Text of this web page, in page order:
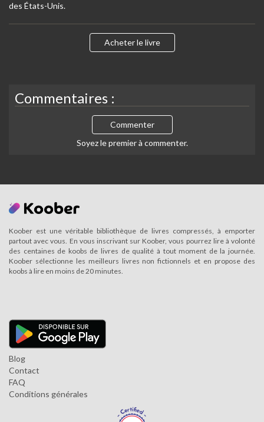
des États-Unis.
Acheter le livre
Commentaires :
Commenter
Soyez le premier à commenter.
Koober est une véritable bibliothèque de livres compressés, à emporter
partout avec vous. En vous inscrivant sur Koober, vous pourrez lire à volonté
des centaines de koobs de livres de qualité à tout moment de la journée.
Koober sélectionne les meilleurs livres non fictionnels et en propose des
koobs à lire en moins de 20 minutes.
Blog
Contact
FAQ
Conditions générales